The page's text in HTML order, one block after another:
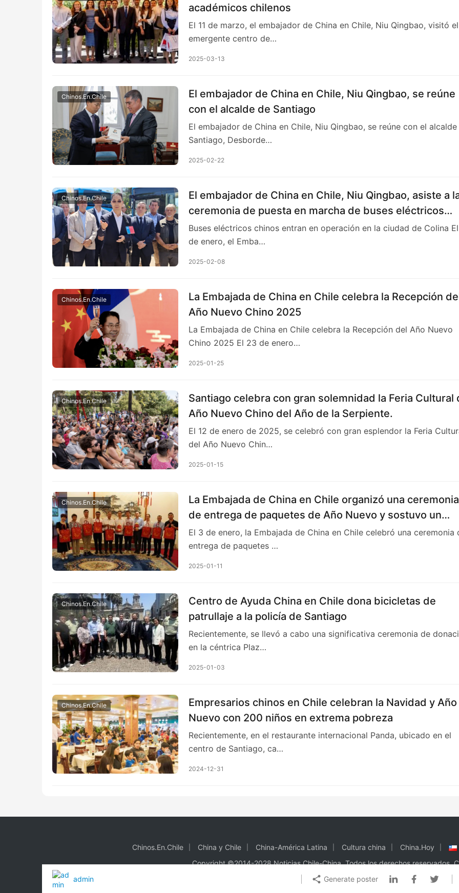
admin Generate poster
académicos chilenos
El 11 de marzo, el embajador de China en Chile, Niu Qingbao, visitó el
emergente centro de…
2025-03-13
Chinos.En.Chile
El embajador de China en Chile, Niu Qingbao, se reúne
con el alcalde de Santiago
El embajador de China en Chile, Niu Qingbao, se reúne con el
Santiago, Desborde…
2025-02-22
Chinos.En.Chile
El embajador de China en Chile, Niu Qingbao, asiste a
ceremonia de puesta en marcha de buses eléctricos
chinos
Buses eléctricos chinos entran en operación en la ciudad de Colina
de enero, el Emba…
2025-02-08
Chinos.En.Chile
La Embajada de China en Chile celebra la Recepción
Año Nuevo Chino 2025
La Embajada de China en Chile celebra la Recepción del Año Nuevo
Chino 2025 El 23 de enero…
2025-01-25
Chinos.En.Chile
Santiago celebra con gran solemnidad la Feria Cultural
Año Nuevo Chino del Año de la Serpiente.
El 12 de enero de 2025, se celebró con gran esplendor la Feria
del Año Nuevo Chin…
2025-01-15
Chinos.En.Chile
La Embajada de China en Chile organizó una ceremonia
de entrega de paquetes de Año Nuevo y sostuvo un
encuentro con representantes de la comunidad china.
El 3 de enero, la Embajada de China en Chile celebró una ceremonia
entrega de paquetes …
2025-01-11
Chinos.En.Chile
Centro de Ayuda China en Chile dona bicicletas de
patrullaje a la policía de Santiago
Recientemente, se llevó a cabo una significativa ceremonia de
en la céntrica Plaz…
2025-01-03
Chinos.En.Chile
Empresarios chinos en Chile celebran la Navidad y Año
Nuevo con 200 niños en extrema pobreza
Recientemente, en el restaurante internacional Panda, ubicado en el
centro de Santiago, ca…
2024-12-31
Chinos.En.Chile China y Chile China-América Latina Cultura china China.Hoy
Copyright ©2014-2028 Noticias Chile-China. Todos los derechos reservados.